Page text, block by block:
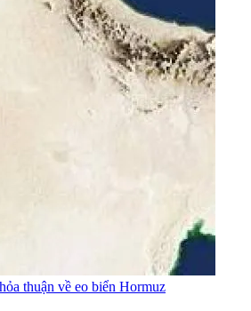
thuận về eo biển Hormuz